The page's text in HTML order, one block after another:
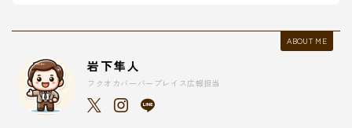
ABOUT ME
岩下隼人
フクオカバーバープレイス広報担当